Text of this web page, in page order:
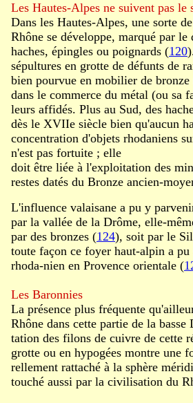
Les Hautes-Alpes ne suivent pas le
Dans les Hautes-Alpes, une sorte
Rhône se développe, marqué par le
haches, épingles ou poignards (120
sépultures en grotte de défunts de
bien pourvue en mobilier de bronze
dans le commerce du métal (ou sa
leurs affidés. Plus au Sud, des
dès le XVIIe siècle bien qu'aucun
concentration d'objets rhodaniens
n'est pas fortuite ; elle
doit être liée à l'exploitation des
restes datés du Bronze ancien-
L'influence valaisane a pu y
par la vallée de la Drôme, elle-
par des bronzes (124), soit par le
toute façon ce foyer haut-alpin a
rhoda-nien en Provence orientale (
Les Baronnies
La présence plus fréquente
Rhône dans cette partie de la
tation des filons de cuivre de cette
grotte ou en hypogées montre une
rellement rattaché à la sphère
touché aussi par la civilisation du